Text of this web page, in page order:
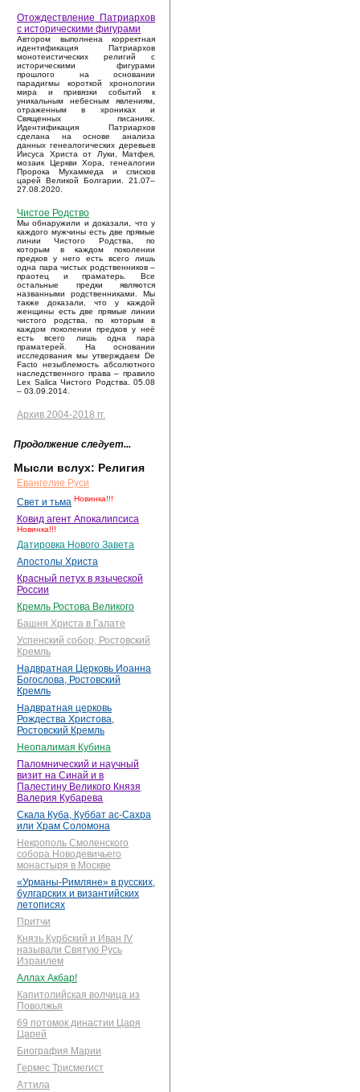
Отождествление Патриархов
с историческими фигурами
Автором выполнена корректная
идентификация Патриархов
монотеистических религий с
историческими фигурами
прошлого на основании
парадигмы короткой хронологии
мира и привязки событий к
уникальным небесным явлениям,
отраженным в хрониках и
Священных писаниях.
Идентификация Патриархов
сделана на основе анализа
данных генеалогических деревьев
Иисуса Христа от Луки, Матфея,
мозаик Церкви Хора, генеалогии
Пророка Мухаммеда и списков
царей Великой Болгарии. 21.07–
27.08.2020.
Чистое Родство
Мы обнаружили и доказали, что у
каждого мужчины есть две прямые
линии Чистого Родства, по
которым в каждом поколении
предков у него есть всего лишь
одна пара чистых родственников –
праотец и праматерь. Все
остальные предки являются
названными родственниками. Мы
также доказали, что у каждой
женщины есть две прямые линии
чистого родства, по которым в
каждом поколении предков у неё
есть всего лишь одна пара
праматерей. На основании
исследования мы утверждаем De
Facto незыблемость абсолютного
наследственного права – правило
Lex Salica Чистого Родства. 05.08
– 03.09.2014.
Архив 2004-2018 гг.
Продолжение следует...
Мысли вслух: Религия
Евангелие Руси
Свет и тьма Новинка!!!
Ковид агент Апокалипсиса
Новинка!!!
Датировка Нового Завета
Апостолы Христа
Красный петух в языческой
России
Кремль Ростова Великого
Башня Христа в Галате
Успенский собор, Ростовский
Кремль
Надвратная Церковь Иоанна
Богослова, Ростовский
Кремль
Надвратная церковь
Рождества Христова,
Ростовский Кремль
Неопалимая Кубина
Паломнический и научный
визит на Синай и в
Палестину Великого Князя
Валерия Кубарева
Скала Куба, Куббат ас-Сахра
или Храм Соломона
Некрополь Смоленского
собора Новодевичьего
монастыря в Москве
«Урманы-Римляне» в русских,
булгарских и византийских
летописях
Притчи
Князь Курбский и Иван IV
называли Святую Русь
Израилем
Аллах Акбар!
Капитолийская волчица из
Поволжья
69 потомок династии Царя
Царей
Биография Марии
Гермес Трисмегист
Аттила